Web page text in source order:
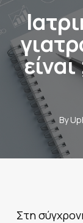
By
Στη